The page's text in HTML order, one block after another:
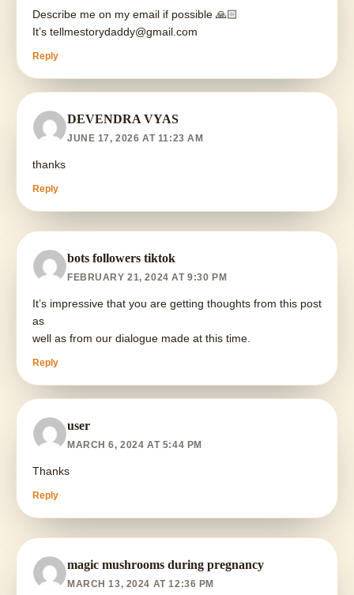
Describe me on my email if possible 🙏🏻
It’s tellmestorydaddy@gmail.com
Reply
DEVENDRA VYAS
JUNE 17, 2026 AT 11:23 AM
thanks
Reply
bots followers tiktok
FEBRUARY 21, 2024 AT 9:30 PM
It’s impressive that you are getting thoughts from this post
as
well as from our dialogue made at this time.
Reply
user
MARCH 6, 2024 AT 5:44 PM
Thanks
Reply
magic mushrooms during pregnancy
MARCH 13, 2024 AT 12:36 PM